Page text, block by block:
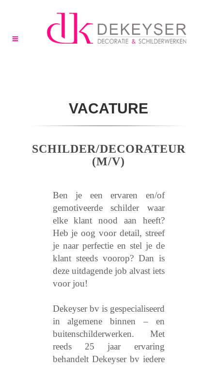
VACATURE
SCHILDER/DECORATEUR
(M/V)
Ben je een ervaren en/of
gemotiveerde schilder waar
elke klant nood aan heeft?
Heb je oog voor detail, streef
je naar perfectie en stel je de
klant steeds voorop? Dan is
deze uitdagende job alvast iets
voor jou!
Dekeyser bv is gespecialiseerd
in algemene binnen – en
buitenschilderwerken. Met
reeds 25 jaar ervaring
behandelt Dekeyser bv iedere